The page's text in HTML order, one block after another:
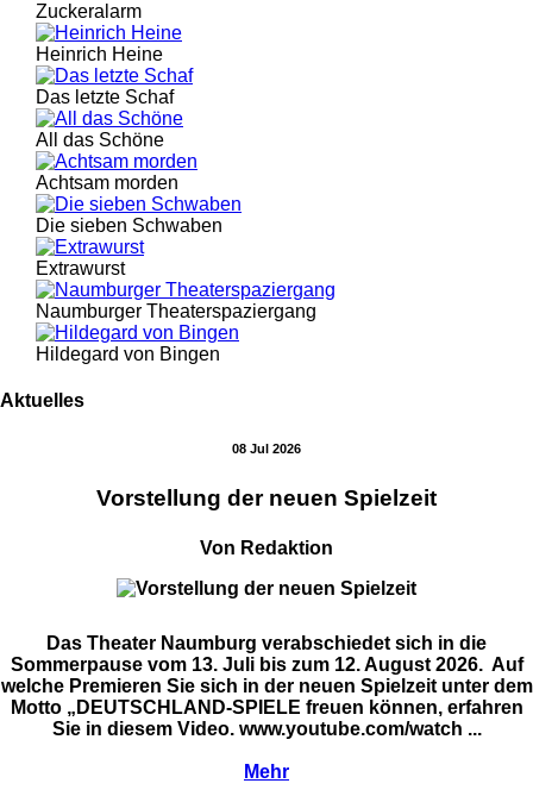
Zuckeralarm
Heinrich Heine
Das letzte Schaf
All das Schöne
Achtsam morden
Die sieben Schwaben
Extrawurst
Naumburger Theaterspaziergang
Hildegard von Bingen
Aktuelles
08 Jul 2026
Vorstellung der neuen Spielzeit
Von Redaktion
Das Theater Naumburg verabschiedet sich in die
Sommerpause vom 13. Juli bis zum 12. August 2026. Auf
welche Premieren Sie sich in der neuen Spielzeit unter dem
Motto „DEUTSCHLAND-SPIELE freuen können, erfahren
Sie in diesem Video. www.youtube.com/watch ...
Mehr